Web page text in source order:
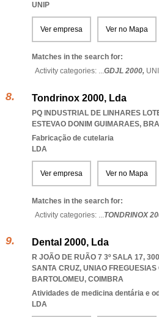
UNIP
Ver empresa Ver no Mapa
Matches in the search for:
Activity categories: ...GDJL 2000,
Tondrinox 2000, Lda
PQ INDUSTRIAL DE LINHARES
ESTEVAO DONIM GUIMARAES,
Fabricação de cutelaria
LDA
Ver empresa Ver no Mapa
Matches in the search for:
Activity categories: ...TONDRINOX
Dental 2000, Lda
R JOÃO DE RUÃO 7 3º SALA 17,
SANTA CRUZ, UNIAO
BARTOLOMEU, COIMBRA
Atividades de medicina dentária e
LDA